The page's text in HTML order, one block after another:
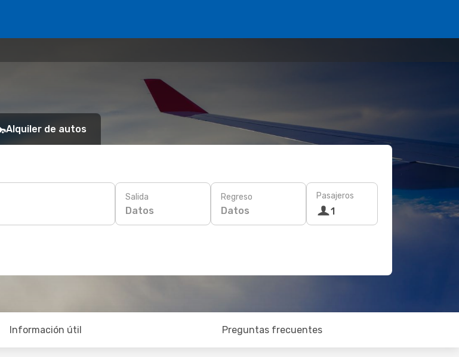
Alquiler de autos
Salida
Datos
Regreso
Datos
Pasajeros
1
Información útil Preguntas frecuentes